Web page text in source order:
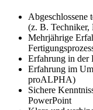
Abgeschlossene
(z. B. Techniker,
Mehrjährige
Erfahrung in der
Erfahrung im
proALPHA)
Sichere
PowerPoint